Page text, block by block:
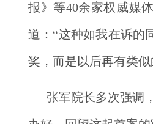
报》等40余家权威媒
道：“这种如我在诉的
奖，而是以后再有类
张军院长多次强调